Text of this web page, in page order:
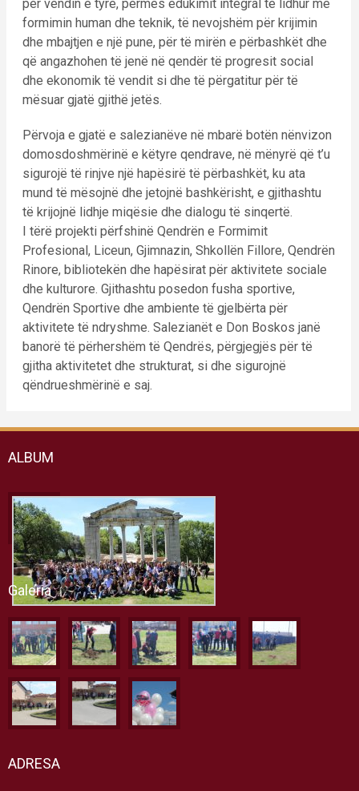
për vendin e tyre, përmes edukimit integral të lidhur me
formimin human dhe teknik, të nevojshëm për krijimin
dhe mbajtjen e një pune, për të mirën e përbashkët dhe
që angazhohen të jenë në qendër të progresit social
dhe ekonomik të vendit si dhe të përgatitur për të
mësuar gjatë gjithë jetës.
Përvoja e gjatë e salezianëve në mbarë botën nënvizon
domosdoshmërinë e këtyre qendrave, në mënyrë që t’u
sigurojë të rinjve një hapësirë të përbashkët, ku ata
mund të mësojnë dhe jetojnë bashkërisht, e gjithashtu
të krijojnë lidhje miqësie dhe dialogu të sinqertë.
I tërë projekti përfshinë Qendrën e Formimit
Profesional, Liceun, Gjimnazin, Shkollën Fillore, Qendrën
Rinore, bibliotekën dhe hapësirat për aktivitete sociale
dhe kulturore. Gjithashtu posedon fusha sportive,
Qendrën Sportive dhe ambiente të gjelbërta për
aktivitete të ndryshme. Salezianët e Don Boskos janë
banorë të përhershëm të Qendrës, përgjegjës për të
gjitha aktivitetet dhe strukturat, si dhe sigurojnë
qëndrueshmërinë e saj.
ALBUM
Galeria
ADRESA